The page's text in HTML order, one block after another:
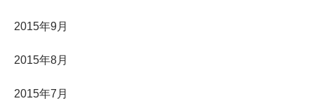
2015年9月
2015年8月
2015年7月